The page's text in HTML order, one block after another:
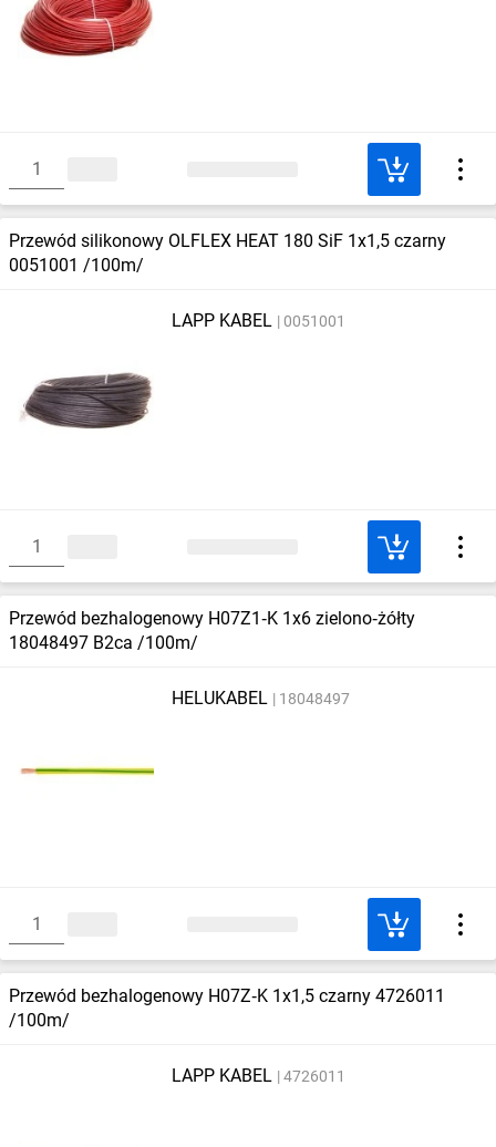
Przewód silikonowy OLFLEX HEAT 180 SiF 1x1,5 czarny
0051001 /100m/
LAPP KABEL 0051001
Przewód bezhalogenowy H07Z1‑K 1x6 zielono‑żółty
18048497 B2ca /100m/
HELUKABEL 18048497
Przewód bezhalogenowy H07Z‑K 1x1,5 czarny 4726011
/100m/
LAPP KABEL 4726011